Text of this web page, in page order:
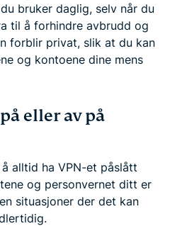
bruker daglig, selv når du
til å forhindre avbrudd og
forblir privat, slik at du kan
og kontoene dine mens
eller av på
alltid ha VPN-et påslått
og personvernet ditt er
situasjoner der det kan